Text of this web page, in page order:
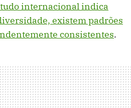
internacional indica
existem padrões
consistentes.